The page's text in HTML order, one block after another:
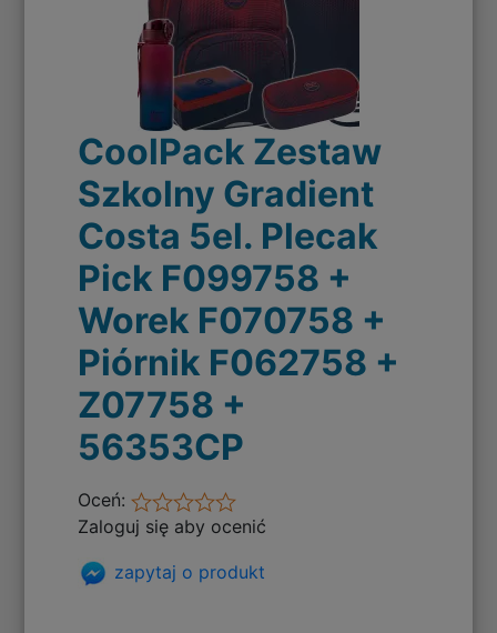
CoolPack Zestaw
Szkolny Gradient
Costa 5el. Plecak
Pick F099758 +
Worek F070758 +
Piórnik F062758 +
Z07758 +
56353CP
Oceń:
Zaloguj się aby ocenić
zapytaj o produkt